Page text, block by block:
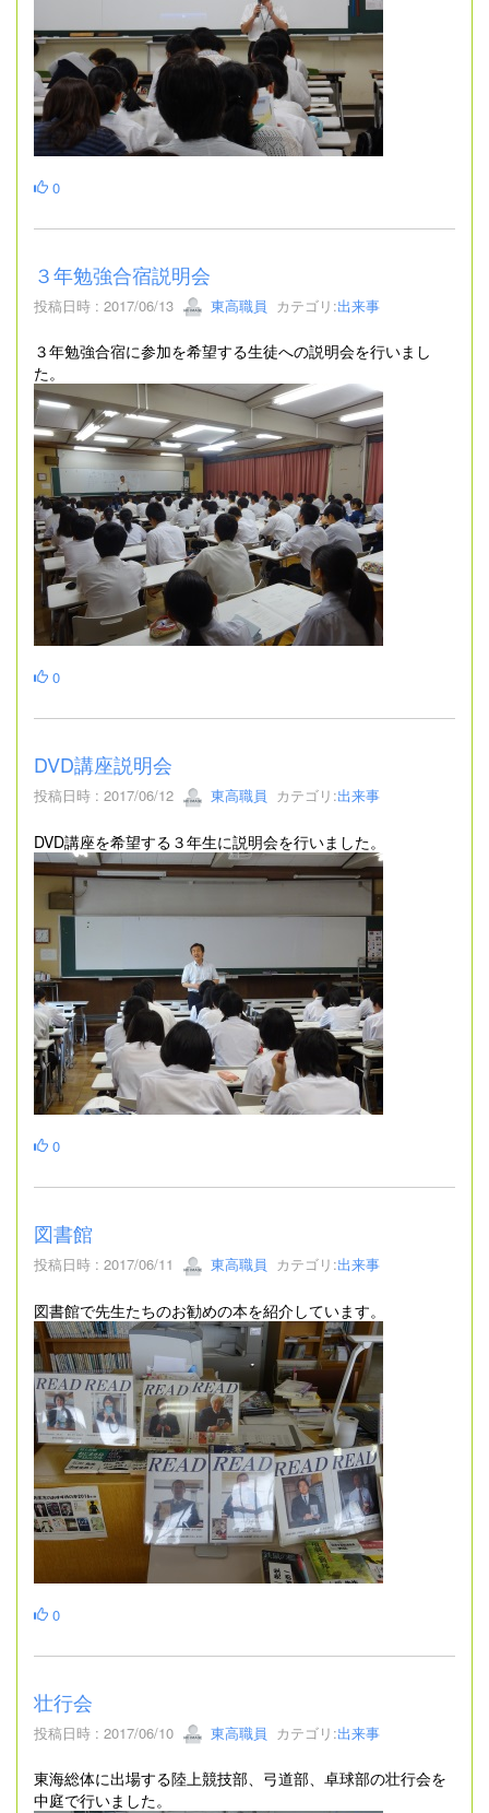
0
３年勉強合宿説明会
投稿日時 : 2017/06/13 東高職員 カテゴリ:出来事
３年勉強合宿に参加を希望する生徒への説明会を行いまし
た。
0
DVD講座説明会
投稿日時 : 2017/06/12 東高職員 カテゴリ:出来事
DVD講座を希望する３年生に説明会を行いました。
0
図書館
投稿日時 : 2017/06/11 東高職員 カテゴリ:出来事
図書館で先生たちのお勧めの本を紹介しています。
0
壮行会
投稿日時 : 2017/06/10 東高職員 カテゴリ:出来事
東海総体に出場する陸上競技部、弓道部、卓球部の壮行会を
中庭で行いました。